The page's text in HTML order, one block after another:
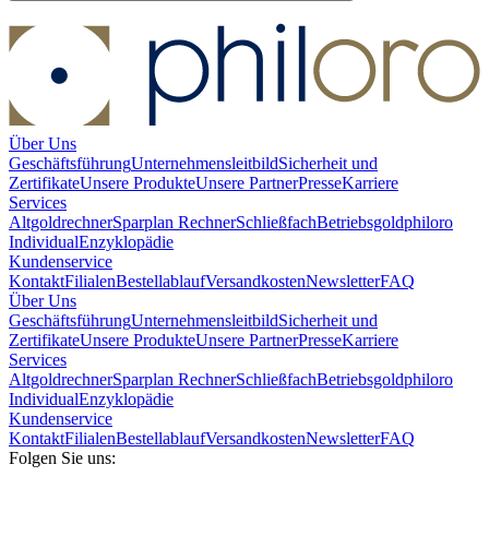
Über Uns
GeschäftsführungUnternehmensleitbildSicherheit und
ZertifikateUnsere ProdukteUnsere PartnerPresseKarriere
Services
AltgoldrechnerSparplan RechnerSchließfachBetriebsgoldphiloro
IndividualEnzyklopädie
Kundenservice
KontaktFilialenBestellablaufVersandkostenNewsletterFAQ
Über Uns
GeschäftsführungUnternehmensleitbildSicherheit und
ZertifikateUnsere ProdukteUnsere PartnerPresseKarriere
Services
AltgoldrechnerSparplan RechnerSchließfachBetriebsgoldphiloro
IndividualEnzyklopädie
Kundenservice
KontaktFilialenBestellablaufVersandkostenNewsletterFAQ
Folgen Sie uns: